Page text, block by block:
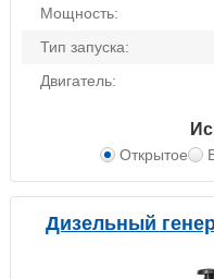
Мощность:
Тип запуска:
Двигатель:
Открытое
Дизельный